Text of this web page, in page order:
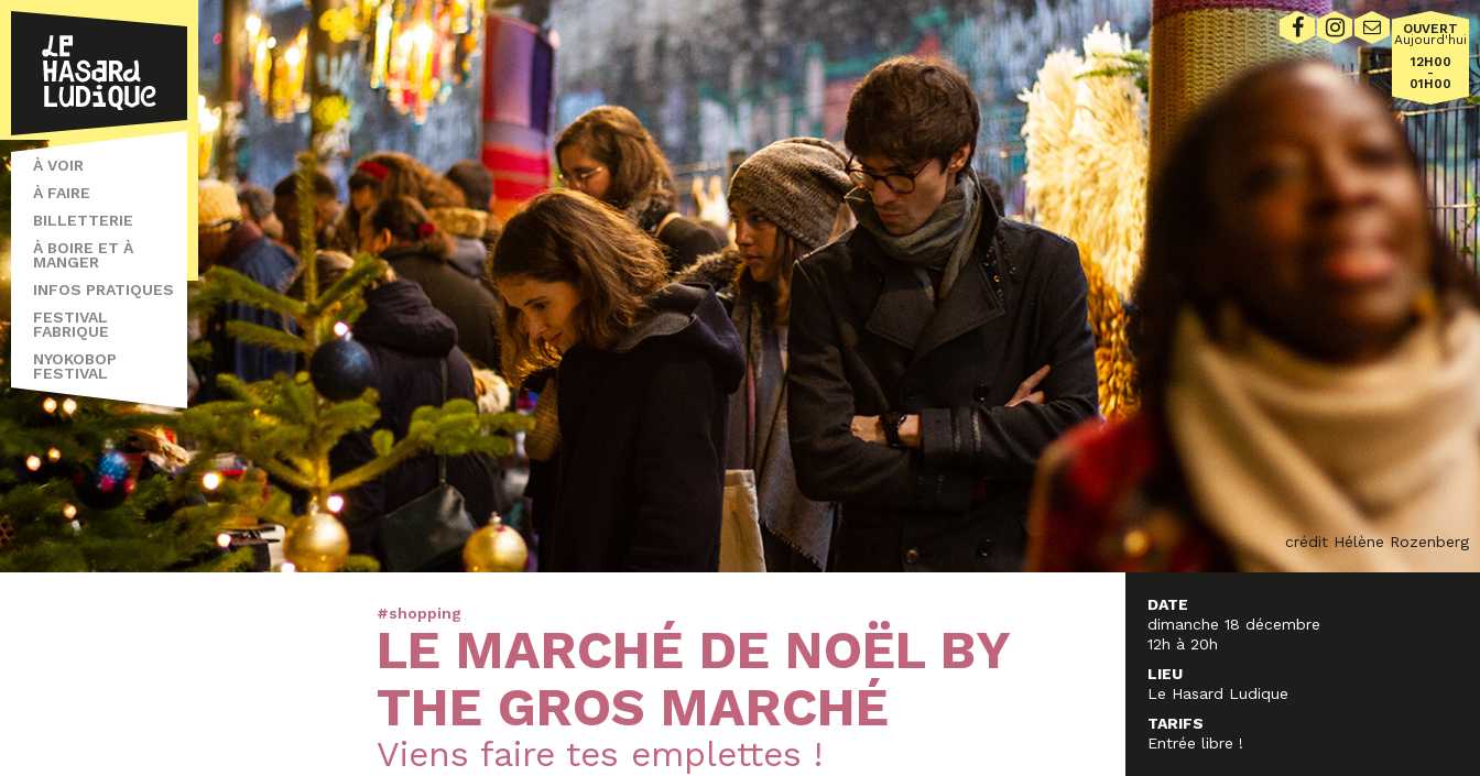
OUVERT
Aujourd'hui
12H00
-
01H00
À VOIR
À FAIRE
BILLETTERIE
À BOIRE ET À
MANGER
INFOS PRATIQUES
FESTIVAL
FABRIQUE
NYOKOBOP
FESTIVAL
crédit Hélène Rozenberg
#shopping
LE MARCHÉ DE NOËL BY
THE GROS MARCHÉ
Viens faire tes emplettes !
DATE
dimanche 18 décembre
12h à 20h
LIEU
Le Hasard Ludique
TARIFS
Entrée libre !